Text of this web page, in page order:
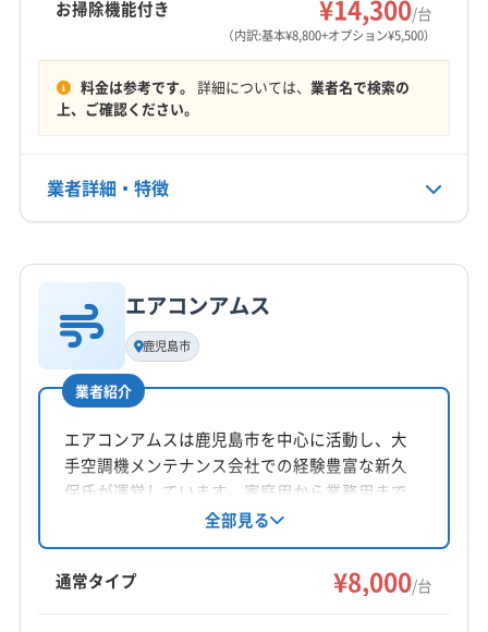
(宮崎県) 児湯郡都農町
(宮崎県) 児湯郡木城町
(宮崎県) 小林市
(宮崎県) 西諸県郡高原町
(宮崎県) 西都市
(宮崎県) 都城市
(宮崎県) 東諸県郡綾町
9:00〜18:00
定休日
電話番号
公式HP
公式サイトなし
お掃除機能付き ¥14,300/台
（内訳:基本¥8,800+オプション¥5,500）
料金は参考です。 詳細については、 業者名で検索の
上、ご確認ください。
業者詳細・特徴
基本情報
代表者名
神宮直樹
所在地
鹿児島県姶良市加治木町木田692 東岩原住宅1-201
対応地域
姶良市 伊佐市
姶良郡湧水町
エアコンアムス
鹿児島市
業者紹介
エアコンアムスは鹿児島市を中心に活動し、大
手空調機メンテナンス会社での経験豊富な新久
保氏が運営しています。家庭用から業務用まで
幅広く対応し、丁寧な作業と顧客満足を重視。
土日祝日も対応可能で、防カビ・抗菌コーティ
ングも提供しています。複数台割引やオプショ
ンも充実しています。
全部見る
通常タイプ ¥8,000/台